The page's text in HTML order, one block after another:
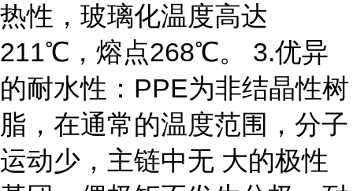
热性，玻璃化温度高达
211℃，熔点268℃。 3.优异
的耐水性：PPE为非结晶性树
脂，在通常的温度范围，分子
运动少，主链中无 大的极性